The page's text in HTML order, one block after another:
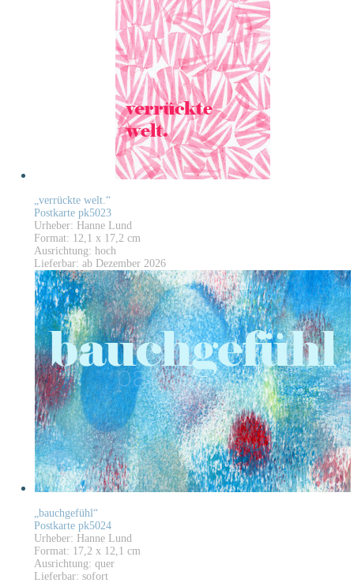
„verrückte welt.“
Postkarte pk5023
Urheber: Hanne Lund
Format: 12,1 x 17,2 cm
Ausrichtung: hoch
Lieferbar: ab Dezember 2026
„bauchgefühl“
Postkarte pk5024
Urheber: Hanne Lund
Format: 17,2 x 12,1 cm
Ausrichtung: quer
Lieferbar: sofort